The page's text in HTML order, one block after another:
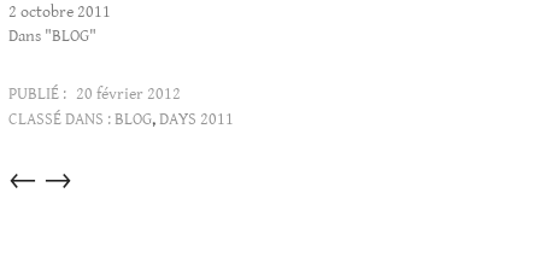
2 octobre 2011
Dans "BLOG"
PUBLIÉ : 20 février 2012
CLASSÉ DANS :BLOG,DAYS 2011
Articles
→
←